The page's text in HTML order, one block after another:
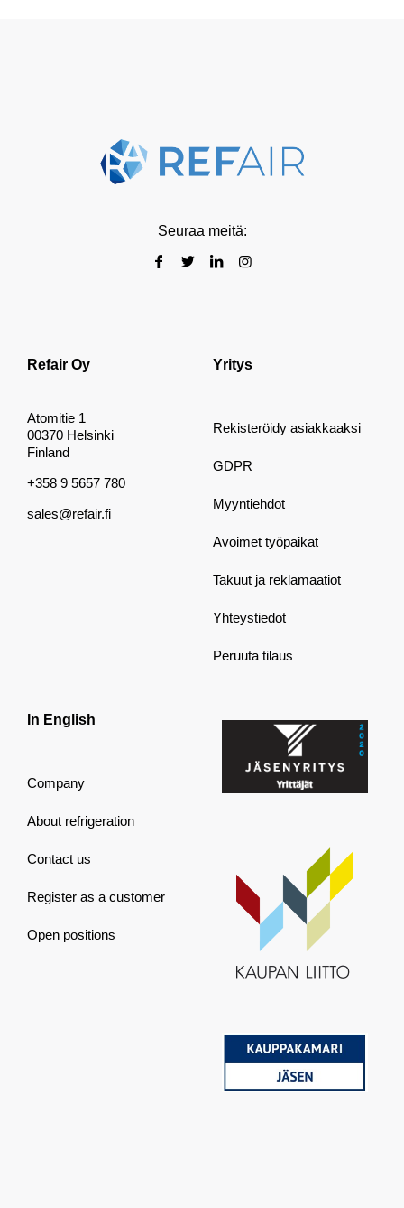
Seuraa meitä:
Refair Oy
Atomitie 1
00370 Helsinki
Finland
+358 9 5657 780
sales@refair.fi
Yritys
Rekisteröidy asiakkaaksi
GDPR
Myyntiehdot
Avoimet työpaikat
Takuut ja reklamaatiot
Yhteystiedot
Peruuta tilaus
In English
Company
About refrigeration
Contact us
Register as a customer
Open positions